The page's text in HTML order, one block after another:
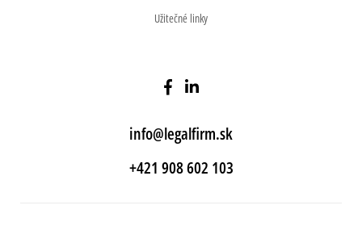
Užitečné linky
info@legalfirm.sk
+421 908 602 103